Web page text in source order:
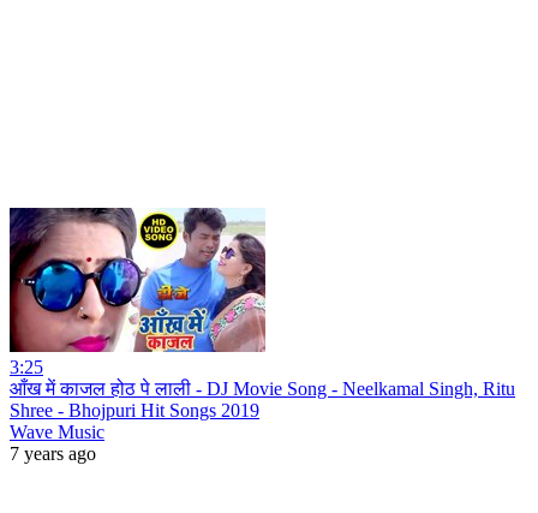
3:25
आँख में काजल होठ पे लाली - DJ Movie Song - Neelkamal Singh, Ritu
Shree - Bhojpuri Hit Songs 2019
Wave Music
7 years ago